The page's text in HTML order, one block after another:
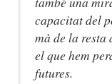
capacitat del
mà de la
el que hem
futures.